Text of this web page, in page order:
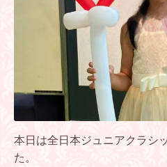
本日は全日本ジュニアクラシ
た。